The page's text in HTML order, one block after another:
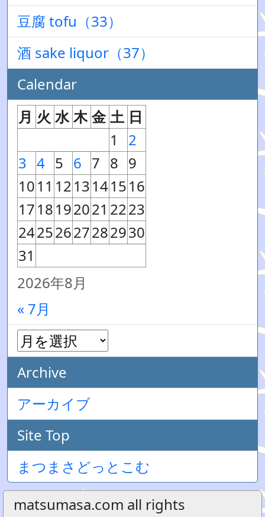
豆腐 tofu（33）
酒 sake liquor（37）
Calendar
2026年8月
月 火 水 木 金 土 日
1
2
3 4 5 6 7 8 9
1011 1213141516
1718192021 2223
24252627282930
31
« 7月
Archive
アーカイブ
Site Top
まつまさどっとこむ
matsumasa.com all rights